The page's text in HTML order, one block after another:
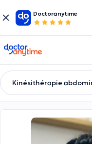
Doctoranytime
doctoranytime
Kinésithérapie